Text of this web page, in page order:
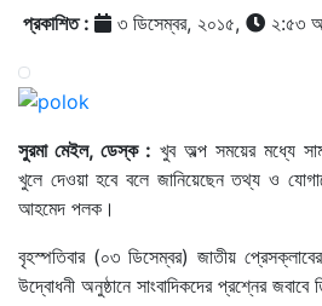
প্রকাশিত : ৩ ডিসেম্বর, ২০১৫, ২:৫৩
সুরমা মেইল, ডেস্ক : খুব অল্প সময়ের মধ্যে
খুলে দেওয়া হবে বলে জানিয়েছেন তথ্য ও
আহমেদ পলক।
বৃহস্পতিবার (০৩ ডিসেম্বর) জাতীয়
উদ্বোধনী অনুষ্ঠানে সাংবাদিকদের প্রশ্নের জবাবে